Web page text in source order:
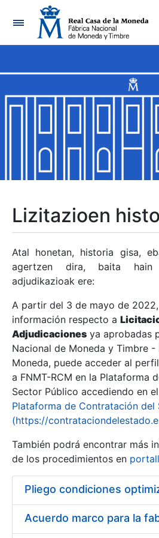
Nabigazioa
Erakutsi/Ezkutatu
Erakutsi/Ezkutatu
Erakutsi/Ezkutatu
Erakutsi/Ezkutatu
Erakutsi/Ezkutatu
Erakutsi/Ezkutatu
Erakutsi/Ezkutatu
Erakutsi/Ezkutatu
Lizitazioen
Atal honetan, historia gisa,
agertzen dira, baita
adjudikazioak ere:
A partir del 3 de mayo de
información respecto a
Adjudicaciones ya aprobadas
Nacional de Moneda y Timbre -
Moneda, puede acceder al
a FNMT-RCM en la Plataforma
Sector Público accediendo en
Plataforma de Contratación del
(https://
También podrá encontrar más
de los procedimientos en